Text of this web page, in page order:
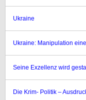
Ukraine
Ukraine: Manipulation
Seine Exzellenz wird
Die Krim- Politik –